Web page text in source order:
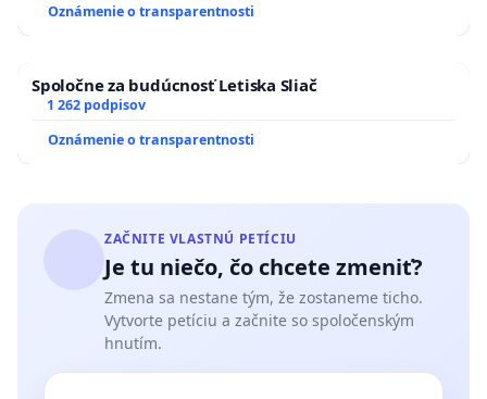
ĎUMBIERSKEJ/MAGU
Oznámenie o transparentnosti
Spoločne za budúcnosť Letiska Sliač
1 262 podpisov
Oznámenie o transparentnosti
ZAČNITE VLASTNÚ PETÍCIU
Je tu niečo, čo chcete zmeniť?
Zmena sa nestane tým, že zostaneme ticho.
Vytvorte petíciu a začnite so spoločenským
hnutím.